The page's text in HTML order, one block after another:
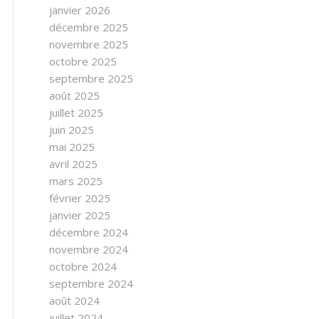
janvier 2026
décembre 2025
novembre 2025
octobre 2025
septembre 2025
août 2025
juillet 2025
juin 2025
mai 2025
avril 2025
mars 2025
février 2025
janvier 2025
décembre 2024
novembre 2024
octobre 2024
septembre 2024
août 2024